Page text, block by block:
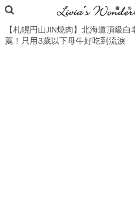
【札幌円山JIN燒肉】北海道頂級
薦！只用3歲以下母牛好吃到流淚